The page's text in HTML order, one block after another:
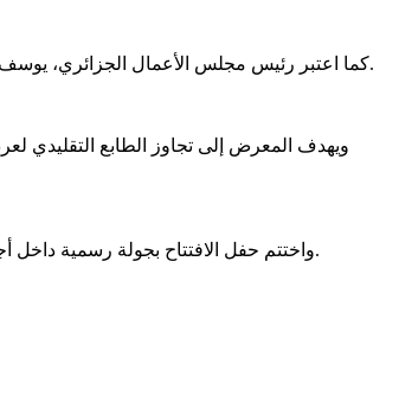
كما اعتبر رئيس مجلس الأعمال الجزائري، يوسف الغازي، أن العلاقات بين البلدين مرشحة للانتقال إلى مستوى شراكة اقتصادية أكثر فاعلية، مدعومة بمشاريع لوجستية كبرى، من بينها الخط البحري المرتقب.
ويهدف المعرض إلى تجاوز الطابع التقليدي
واختتم حفل الافتتاح بجولة رسمية داخل أجنحة المعرض، حيث اطلع الوفد الرسمي على مختلف المنتجات والخدمات المعروضة، بحضور عدد من المسؤولين المحليين والفاعلين الاقتصاديين من الجانبين.